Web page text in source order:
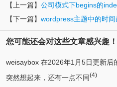
【上一篇】 公司模式下begins的
【下一篇】 wordpress主题中的时间
您可能还会对这些文章感兴趣！
weisaybox 在2026年1月5日更新后
突然想起来，还有一点不同(4)